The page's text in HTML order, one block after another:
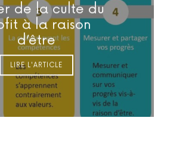
de la culte du
à la raison
d’être
LIRE L'ARTICLE